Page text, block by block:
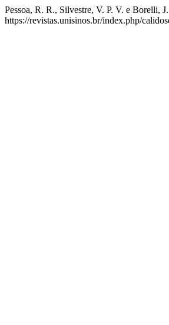
Pessoa, R. R., Silvestre, V. P. V. e Borelli,
https://revistas.unisinos.br/index.php/